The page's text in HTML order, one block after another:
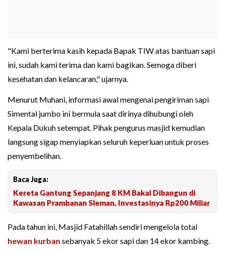
"Kami berterima kasih kepada Bapak TIW atas bantuan sapi
ini, sudah kami terima dan kami bagikan. Semoga diberi
kesehatan dan kelancaran," ujarnya.
Menurut Muhani, informasi awal mengenai pengiriman sapi
Simental jumbo ini bermula saat dirinya dihubungi oleh
Kepala Dukuh setempat. Pihak pengurus masjid kemudian
langsung sigap menyiapkan seluruh keperluan untuk proses
penyembelihan.
Baca Juga:
Kereta Gantung Sepanjang 8 KM Bakal Dibangun di
Kawasan Prambanan Sleman, Investasinya Rp200 Miliar
Pada tahun ini, Masjid Fatahillah sendiri mengelola total
hewan kurban sebanyak 5 ekor sapi dan 14 ekor kambing.